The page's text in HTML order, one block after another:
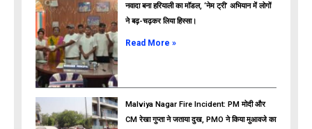
नवादा बना हरियाली का मॉडल, ‘नेम ट्री’ अभियान में लोगों
ने बढ़-चढ़कर लिया हिस्सा।
Read More »
Malviya Nagar Fire Incident: PM मोदी और
CM रेखा गुप्ता ने जताया दुख, PMO ने किया मुआवजे का